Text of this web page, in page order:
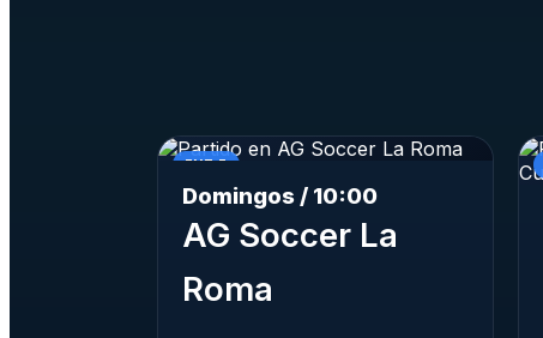
FUT 7
Domingos / 10:00
AG Soccer La
Roma